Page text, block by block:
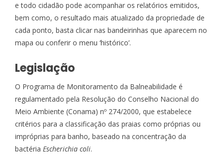
e todo cidadão pode acompanhar os relatórios emitidos,
bem como, o resultado mais atualizado da propriedade de
cada ponto, basta clicar nas bandeirinhas que aparecem no
mapa ou conferir o menu ‘histórico’.
Legislação
O Programa de Monitoramento da Balneabilidade é
regulamentado pela Resolução do Conselho Nacional do
Meio Ambiente (Conama) nº 274/2000, que estabelece
critérios para a classificação das praias como próprias ou
impróprias para banho, baseado na concentração da
bactéria Escherichia coli.